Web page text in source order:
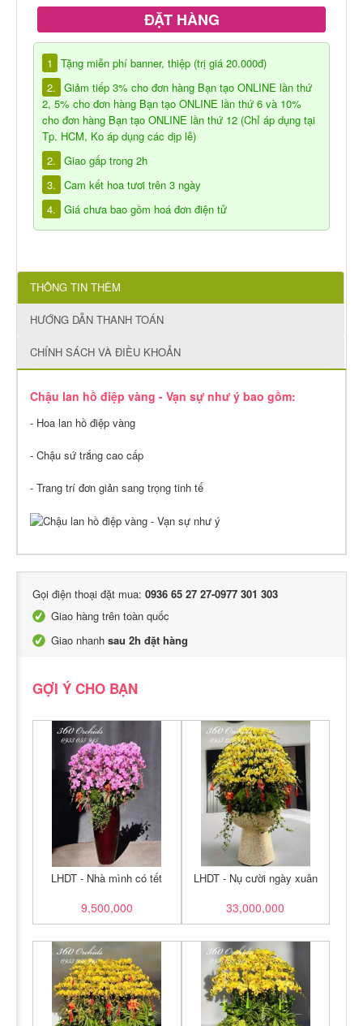
ĐẶT HÀNG
1
Tặng miễn phí banner, thiệp (trị giá 20.000đ)
2. Giảm tiếp 3% cho đơn hàng Bạn tạo ONLINE lần thứ
2, 5% cho đơn hàng Bạn tạo ONLINE lần thứ 6 và 10%
cho đơn hàng Bạn tạo ONLINE lần thứ 12 (Chỉ áp dụng tại
Tp. HCM, Ko áp dụng các dịp lễ)
2. Giao gấp trong 2h
3. Cam kết hoa tươi trên 3 ngày
4. Giá chưa bao gồm hoá đơn điện tử
THÔNG TIN THÊM
HƯỚNG DẪN THANH TOÁN
CHÍNH SÁCH VÀ ĐIỀU KHOẢN
Chậu lan hồ điệp vàng - Vạn sự như ý bao gồm:
- Hoa lan hồ điệp vàng
- Chậu sứ trắng cao cấp
- Trang trí đơn giản sang trọng tinh tế
Gọi điện thoại đặt mua: 0936 65 27 27-0977 301 303
Giao hàng trên toàn quốc
Giao nhanh sau 2h đặt hàng
GỢI Ý CHO BẠN
LHDT - Nhà mình có tết
9,500,000
LHDT - Nụ cười ngày xuân
33,000,000